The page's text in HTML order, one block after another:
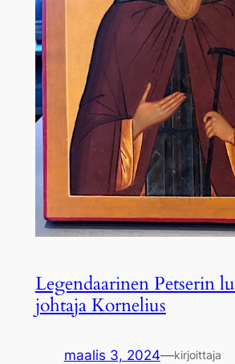
Legendaarinen Petserin
johtaja Kornelius
maalis 3, 2024—kirjoittaja